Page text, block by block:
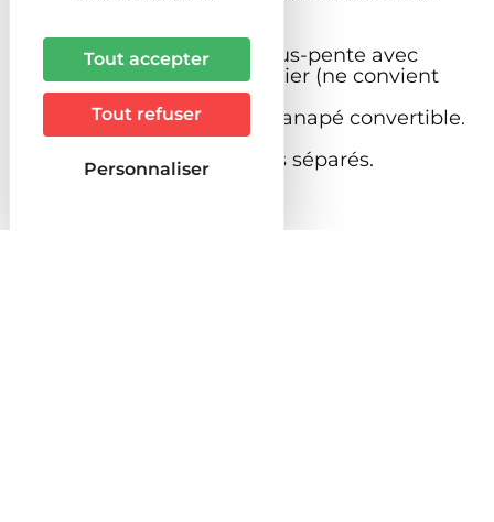
1 lit double standard.
1 lit double standard en sous-pente avec
accès par échelle de meunier (ne convient
pas aux adultes).
1 couchage d'appoint sur canapé convertible.
Cuisine toute équipée.
Salle de douche et toilettes séparés.
Terrasse couverte
Tout accepter
Tout refuser
Personnaliser